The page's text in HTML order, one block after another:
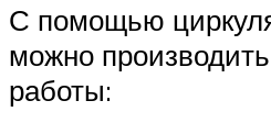
С помощью
можно
работы: